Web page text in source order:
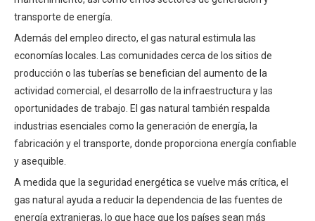
transporte de energía.
Además del empleo directo, el gas natural estimula las
economías locales. Las comunidades cerca de los sitios de
producción o las tuberías se benefician del aumento de la
actividad comercial, el desarrollo de la infraestructura y las
oportunidades de trabajo. El gas natural también respalda
industrias esenciales como la generación de energía, la
fabricación y el transporte, donde proporciona energía confiable
y asequible.
A medida que la seguridad energética se vuelve más crítica, el
gas natural ayuda a reducir la dependencia de las fuentes de
energía extranjeras, lo que hace que los países sean más